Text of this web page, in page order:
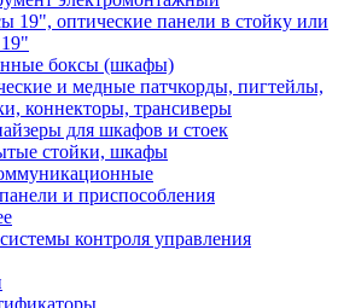
19", оптические панели в стойку или
боксы (шкафы)
и медные патчкорды, пигтейлы,
коннекторы, трансиверы
для шкафов и стоек
стойки, шкафы
и приспособления
контроля управления